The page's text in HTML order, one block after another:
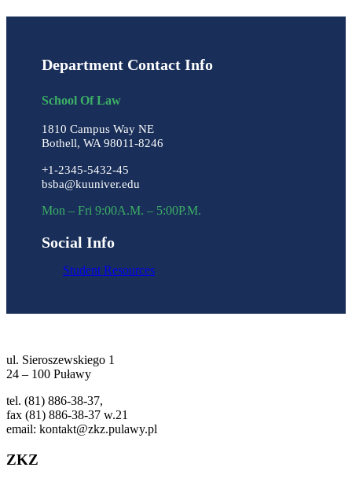
Department Contact Info
School Of Law
1810 Campus Way NE
Bothell, WA 98011-8246
+1-2345-5432-45
bsba@kuuniver.edu
Mon – Fri 9:00A.M. – 5:00P.M.
Social Info
Student Resources
ul. Sieroszewskiego 1
24 – 100 Puławy
tel. (81) 886-38-37,
fax (81) 886-38-37 w.21
email: kontakt@zkz.pulawy.pl
ZKZ